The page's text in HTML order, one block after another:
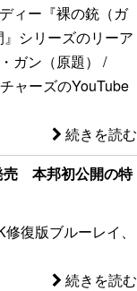
ィー『裸の銃（ガ
シリーズのリーア
ガン（原題） /
ャーズのYouTube
続きを読む
売 本邦初公開の特
復版ブルーレイ、
続きを読む